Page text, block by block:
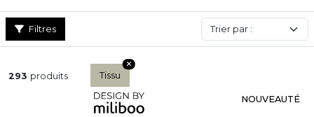
Filtres
293 produits Tissu
NOUVEAUTÉ